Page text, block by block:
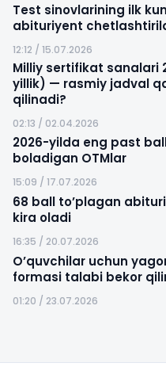
Test sinovlarining ilk
abituriyent
12:12 / 15.07.2026
Milliy sertifikat sanalari
yillik) — rasmiy jadval
qilinadi?
02:13 / 02.04.2026
2026-yilda eng past
boladigan OTMlar
15:09 / 17.07.2026
68 ball to’plagan
kira oladi
16:35 / 20.07.2026
O’quvchilar uchun
formasi talabi bekor
01:20 / 23.07.2026